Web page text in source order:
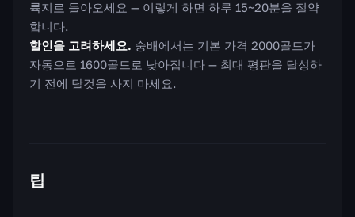
륙지로 돌아오세요 — 이렇게 하면 하루 15~20분을 절약
합니다.
할인을 고려하세요. 숭배에서는 기본 가격 2000골드가
자동으로 1600골드로 낮아집니다 — 최대 평판을 달성하
기 전에 탈것을 사지 마세요.
팁